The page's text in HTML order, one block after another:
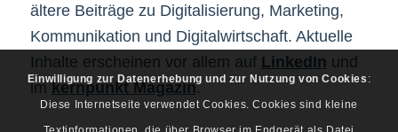
ältere Beiträge zu Digitalisierung, Marketing,
Kommunikation und Digitalwirtschaft. Aktuelle
Inhalte erscheinen vor allem auf LinkedIn und
imkernpunkt Magazin.
Einwilligung zur Datenerhebung und zur Nutzung von Cookies :
Diese Internetseite verwendet Cookies. Cookies sind kleine